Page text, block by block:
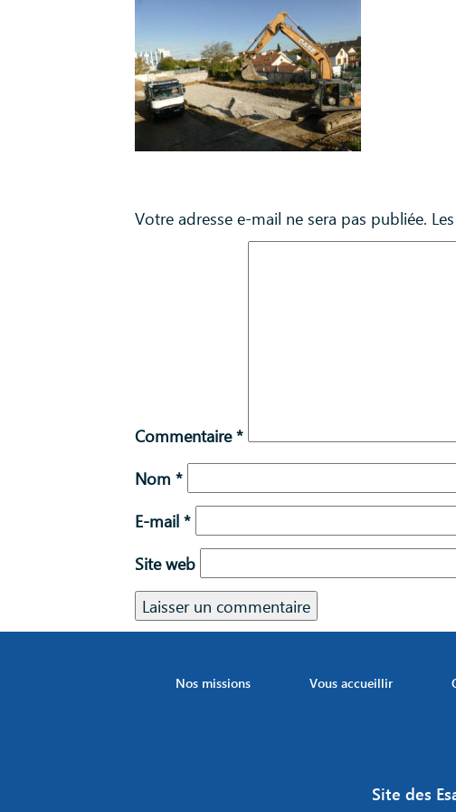
Votre adresse e-mail ne sera pas publiée.
Commentaire*
Nom*
E-mail*
Site web
Nos missions Vous accueillir
Site des